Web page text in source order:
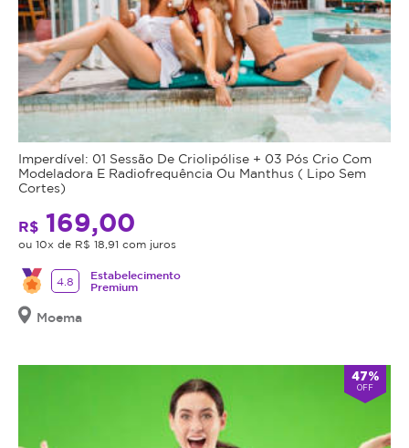
Imperdível: 01 Sessão De Criolipólise + 03 Pós Crio Com
Modeladora E Radiofrequência Ou Manthus ( Lipo Sem
Cortes)
R$ 169,00
ou 10x de R$ 18,91 com juros
4.8
Estabelecimento
Premium
Moema
47%
OFF